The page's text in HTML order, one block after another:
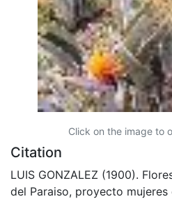
Click on the image to
Citation
LUIS GONZALEZ (1900).
del Paraiso, proyecto mujeres